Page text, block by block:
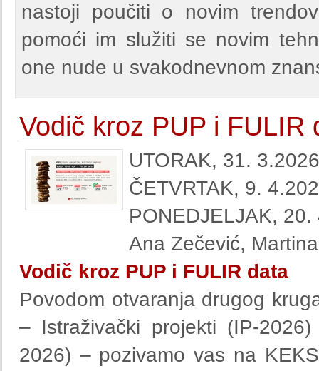
nastoji poučiti o novim
pomoći im služiti se novim
one nude u svakodnevnom
Vodič kroz PUP i FULIR
UTORAK, 31.
ČETVRTAK, 9.
PONEDJELJAK,
Ana Zečević,
Vodič kroz PUP i FULIR data
Povodom otvaranja drugog
– Istraživački projekti (IP-
2026) – pozivamo vas na